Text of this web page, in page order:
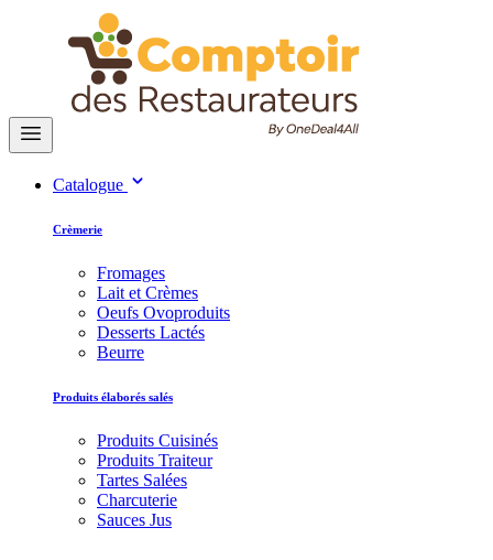
Catalogue
Crèmerie
Fromages
Lait et Crèmes
Oeufs Ovoproduits
Desserts Lactés
Beurre
Produits élaborés salés
Produits Cuisinés
Produits Traiteur
Tartes Salées
Charcuterie
Sauces Jus